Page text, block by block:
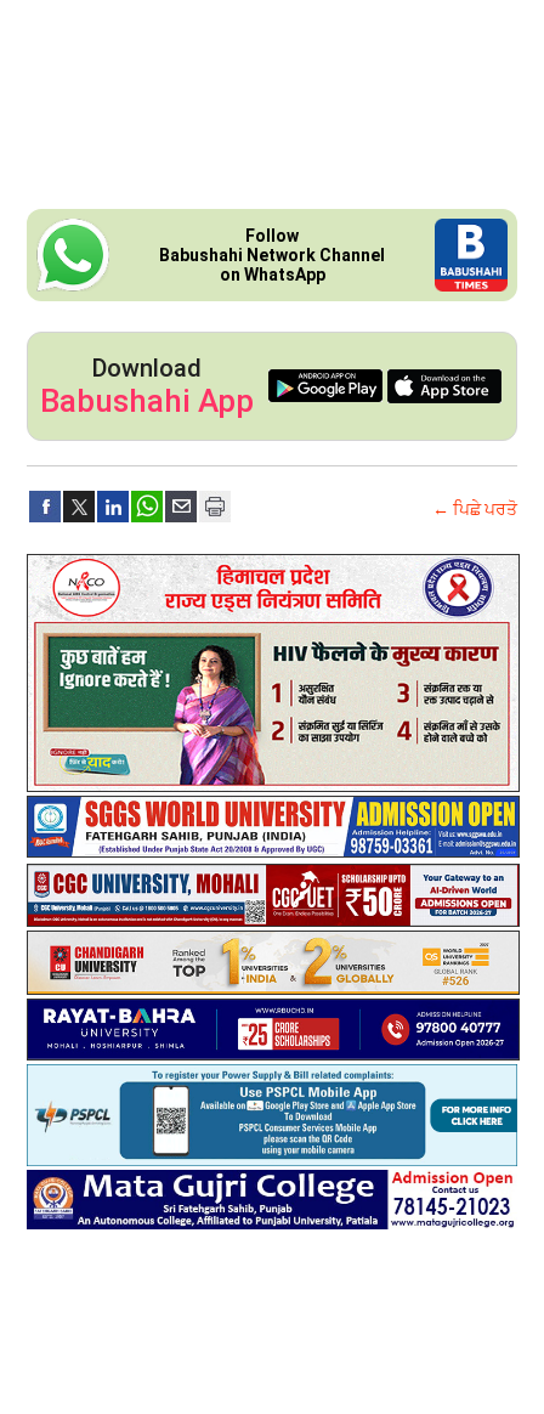
Follow
Babushahi Network Channel
on WhatsApp
Download
Babushahi App
← ਪਿਛੇ ਪਰਤੋ